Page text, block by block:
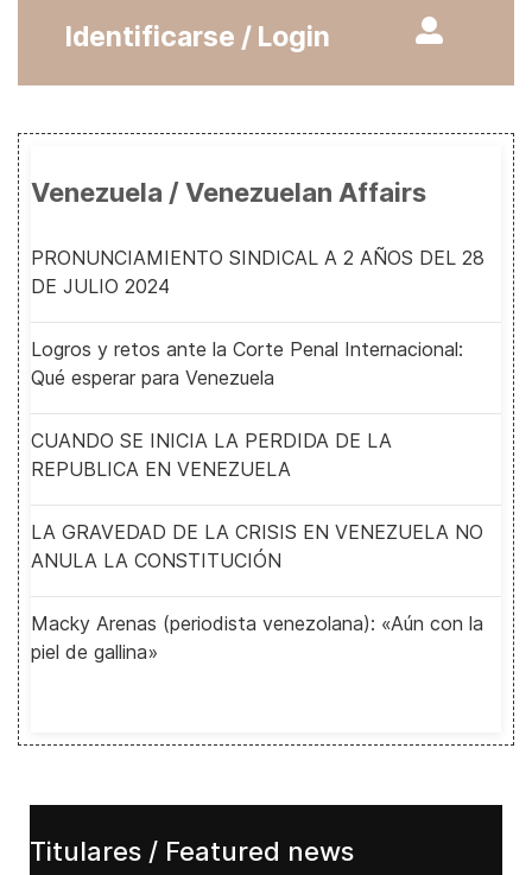
Identificarse / Login
Venezuela / Venezuelan Affairs
PRONUNCIAMIENTO SINDICAL A 2 AÑOS DEL 28
DE JULIO 2024
Logros y retos ante la Corte Penal Internacional:
Qué esperar para Venezuela
CUANDO SE INICIA LA PERDIDA DE LA
REPUBLICA EN VENEZUELA
LA GRAVEDAD DE LA CRISIS EN VENEZUELA NO
ANULA LA CONSTITUCIÓN
Macky Arenas (periodista venezolana): «Aún con la
piel de gallina»
Titulares / Featured news